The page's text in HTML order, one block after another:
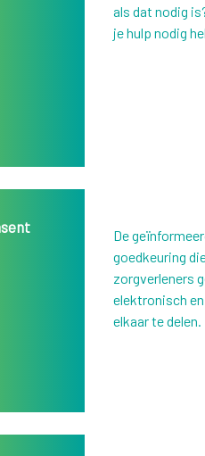
als dat nodig
je hulp nodig
De
goedkeuring
zorgverleners
elektronisch
elkaar te delen.